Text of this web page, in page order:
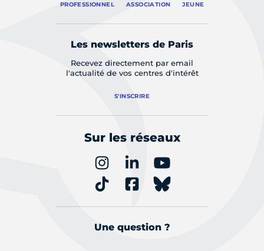
PROFESSIONNEL ASSOCIATION JEUNE
Les newsletters de Paris
Recevez directement par email
l'actualité de vos centres d'intérêt
S'INSCRIRE
Sur les réseaux
Une question ?